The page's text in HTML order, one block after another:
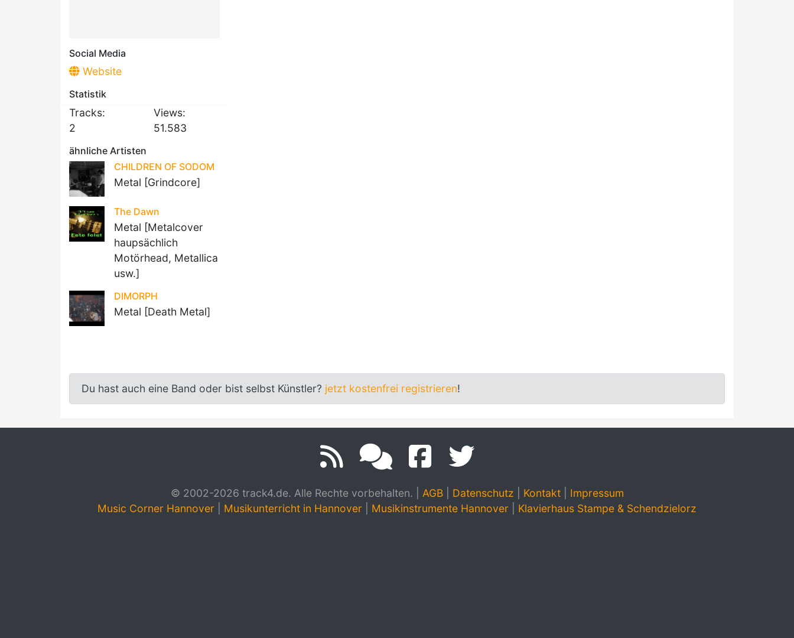
Social Media
Website
Statistik
Tracks:
2
Views:
51.583
ähnliche Artisten
CHILDREN OF SODOM
Metal [Grindcore]
The Dawn
Metal [Metalcover
haupsächlich
Motörhead, Metallica
usw.]
DIMORPH
Metal [Death Metal]
Du hast auch eine Band oder bist selbst Künstler? jetzt kostenfrei registrieren!
© 2002-2026 track4.de. Alle Rechte vorbehalten. AGB| Datenschutz Kontakt| Impressum
Music Corner Hannover
Musikunterricht in Hannover Musikinstrumente Hannover Klavierhaus Stampe & Schendzielorz